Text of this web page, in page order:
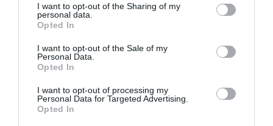
I want to opt-out of the Sharing of my
personal data.
Opted In
I want to opt-out of the Sale of my
Personal Data.
Opted In
I want to opt-out of processing my
Personal Data for Targeted Advertising.
Opted In
Cine Estreias HD